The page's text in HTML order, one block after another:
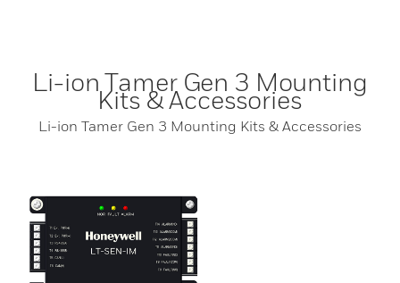
Li-ion Tamer Gen 3 Mounting
Kits & Accessories
Li-ion Tamer Gen 3 Mounting Kits & Accessories